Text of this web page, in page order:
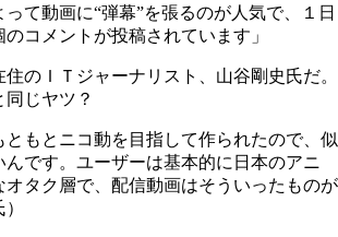
て動画に“弾幕”を張るのが人気で、１日
コメントが投稿されています」
のＩＴジャーナリスト、山谷剛史氏だ。
じヤツ？
ともとニコ動を目指して作られたので、似
んです。ユーザーは基本的に日本のアニ
オタク層で、配信動画はそういったものが